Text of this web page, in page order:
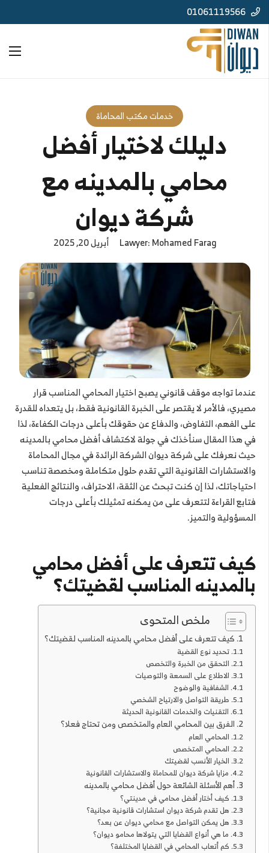
01061119566
خدمات مكتب المحاماة
دليلك لاختيار أفضل
محامي بالمدينه مع
شركة ديوان
Lawyer: Mohamed Farag أبريل 20, 2025
عندما تواجه موقف قانوني يصبح اختيار المحامي المناسب قرار
مصيري، فالأمر لا يقتصر على الخبرة القانونية فقط، بل يتعداه للقدرة
على الفهم، التفاوض، والدفاع عن حقوقك بأعلى درجات الكفاءة، لذا
في هذا المقال سنأخذك في جولة لاكتشاف أفضل محامي بالمدينه
حيث نعرفك على شركة ديوان الشركة الرائدة في مجال المحاماة
والاستشارات القانونية التي تقدم حلول متكاملة ومخصصة تناسب
احتياجاتك، لذا إن كنت تبحث عن الثقة، الاحتراف، والنتائج الفعلية
فتابع القراءة لتتعرف على من يمكنه تمثيلك بأعلى درجات
المسؤولية والتميز.
كيف تتعرف على أفضل محامي
بالمدينه المناسب لقضيتك؟
ملخص المتحوى
كيف تتعرف على أفضل محامي بالمدينه المناسب لقضيتك؟
تحديد نوع القضية
التحقق من الخبرة والتخصص
الاطلاع على السمعة والتوصيات
الشفافية والوضوح
طريقة التواصل والارتياح الشخصي
التقنيات والخدمات القانونية الحديثة
الفرق بين المحامي العام والمتخصص ومن تحتاج فعلا؟
المحامي العام
المحامي المتخصص
الخيار الأنسب لقضيتك
مزايا شركة ديوان للمحاماة والاستشارات القانونية
أهم الأسئلة الشائعة حول أفضل محامي بالمدينه
كيف أختار أفضل محامي في مدينتي؟
هل تقدم شركة ديوان استشارات قانونية مجانية؟
هل يمكن التواصل مع محامي ديوان عن بعد؟
ما هي أنواع القضايا التي يتولاها محامو ديوان؟
كم أتعاب المحامي في القضايا المختلفة؟